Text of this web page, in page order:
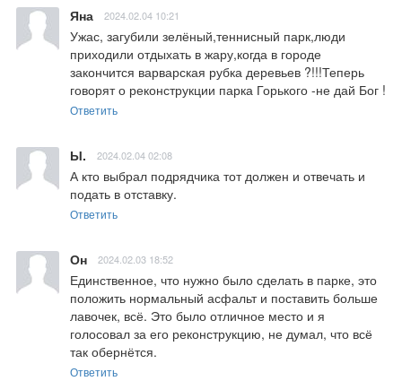
Яна 2024.02.04 10:21
Ужас, загубили зелёный,теннисный парк,люди
приходили отдыхать в жару,когда в городе
закончится варварская рубка деревьев ?!!!Теперь
говорят о реконструкции парка Горького -не дай Бог !
Ответить
Ы. 2024.02.04 02:08
А кто выбрал подрядчика тот должен и отвечать и
подать в отставку.
Ответить
Он 2024.02.03 18:52
Единственное, что нужно было сделать в парке, это
положить нормальный асфальт и поставить больше
лавочек, всё. Это было отличное место и я
голосовал за его реконструкцию, не думал, что всё
так обернётся.
Ответить